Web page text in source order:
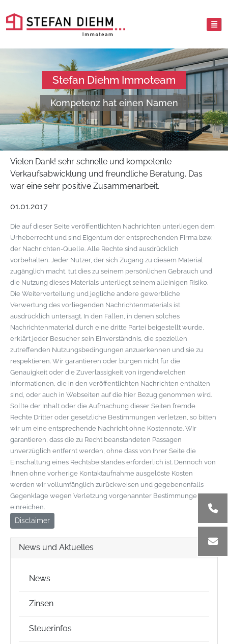
Stefan Diehm Immoteam
Kompetenz hat einen Namen
Vielen Dank! sehr schnelle und kompetente
Verkaufsabwicklung und freundliche Beratung. Das
war eine sehr positive Zusammenarbeit.
01.01.2017
Die auf dieser Seite veröffentlichten Nachrichten unterliegen dem
Urheberrecht und sind Eigentum der entsprechenden Firma bzw.
der Nachrichten-Quelle. Alle Rechte sind ausdrücklich
vorbehalten. Jeder Nutzer, der sich Zugang zu diesem Material
zugänglich macht, tut dies zu seinem persönlichen Gebrauch und
die Nutzung dieses Materials unterliegt seinem alleinigen Risiko.
Die Weiterverteilung und jegliche andere gewerbliche
Verwertung des vorliegenden Nachrichtenmaterials ist
ausdrücklich untersagt. In den Fällen, in denen solches
Nachrichtenmaterial durch eine dritte Partei beigestellt wurde,
erklärt jeder Besucher sein Einverständnis, die speziellen
zutreffenden Nutzungsbedingungen anzuerkennen und sie zu
respektieren. Wir garantieren oder bürgen nicht für die
Genauigkeit oder die Zuverlässigkeit von irgendwelchen
Informationen, die in den veröffentlichten Nachrichten enthalten
sind, oder auch in Webseiten auf die hier Bezug genommen wird.
Sollte der Inhalt oder die Aufmachung dieser Seiten fremde
Rechte Dritter oder gesetzliche Bestimmungen verletzen, so bitten
wir um eine entsprechende Nachricht ohne Kostennote. Wir
garantieren, dass die zu Recht beanstandeten Passagen
unverzüglich entfernt werden, ohne dass von Ihrer Seite die
Einschaltung eines Rechtsbeistandes erforderlich ist. Dennoch von
Ihnen ohne vorherige Kontaktaufnahme ausgelöste Kosten
werden wir vollumfänglich zurückweisen und gegebenenfalls
Gegenklage wegen Verletzung vorgenannter Bestimmungen
einreichen.
Disclaimer
News und Aktuelles
News
Zinsen
Steuerinfos